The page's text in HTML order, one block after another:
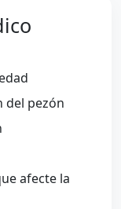
del pezón
afecte la